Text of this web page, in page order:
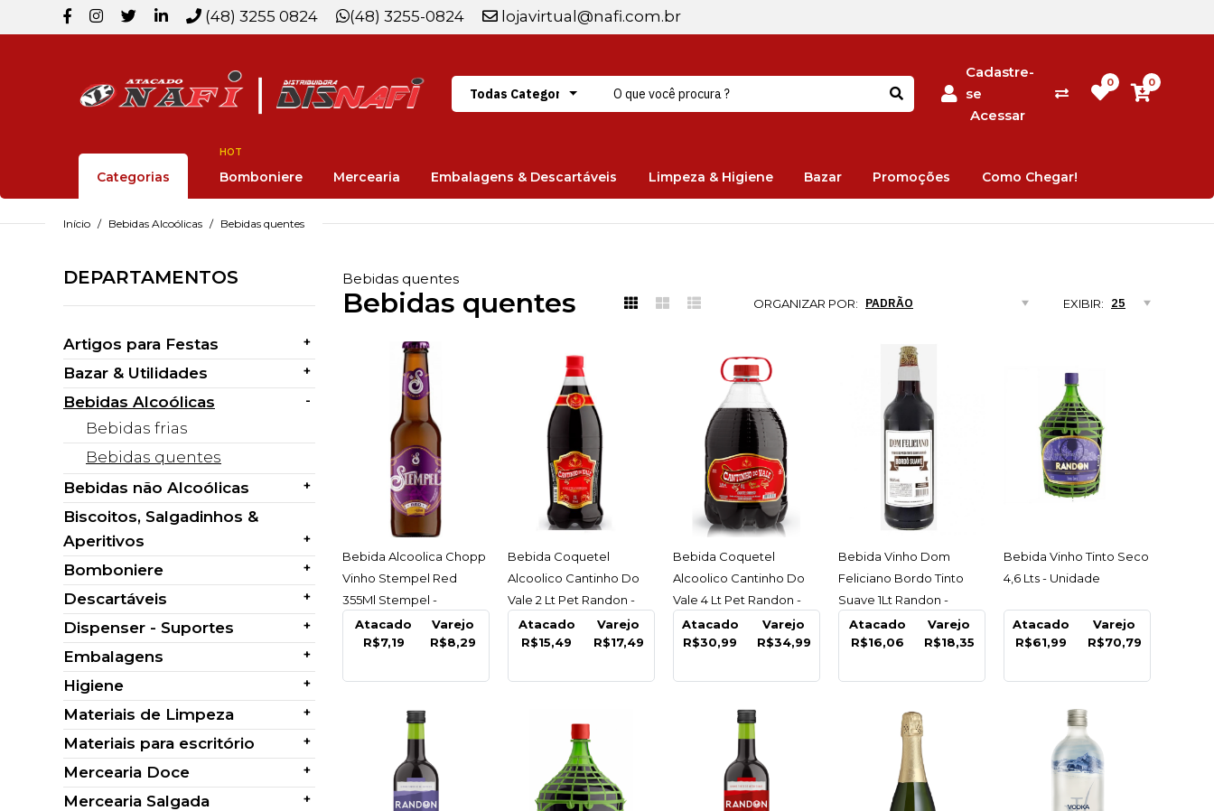
(48) 3255 0824 (48) 3255-0824 lojavirtual@nafi.com.br
Cadastre-
se
Acessar
0 0
Categorias Bomboniere
HOT
Mercearia Embalagens & Descartáveis Limpeza & Higiene Bazar Promoções Como Chegar!
Início Bebidas Alcoólicas Bebidas quentes
DEPARTAMENTOS
Artigos para Festas +
Bazar & Utilidades +
Bebidas Alcoólicas -
Bebidas frias
Bebidas quentes
Bebidas não Alcoólicas
+
Biscoitos, Salgadinhos &
Aperitivos
+
Bomboniere +
Descartáveis +
Dispenser - Suportes +
Embalagens +
Higiene +
Materiais de Limpeza +
Materiais para escritório +
Mercearia Doce +
Mercearia Salgada +
Bebidas quentes
Bebidas quentes ORGANIZAR POR: EXIBIR:
STEMPEL
Bebida Alcoolica Chopp
Vinho Stempel Red 355Ml
Stempel - Unidade
R$8,29
COMPRAR
ACESSAR
Bebida Alcoolica Chopp
Vinho Stempel Red
355Ml Stempel -
Unidade
Atacado
R$7,19
Varejo
R$8,29
ACESSAR
Bebida Coquetel
Alcoolico Cantinho Do
Vale 2 Lt Pet Randon -
Unidade
Atacado
R$15,49
Varejo
R$17,49
ACESSAR
Bebida Coquetel
Alcoolico Cantinho Do
Vale 4 Lt Pet Randon -
Unidade
Atacado
R$30,99
Varejo
R$34,99
ACESSAR
Bebida Vinho Dom
Feliciano Bordo Tinto
Suave 1Lt Randon -
Unidade
Atacado
R$16,06
Varejo
R$18,35
ACESSAR
Bebida Vinho Tinto Seco
4,6 Lts - Unidade
Atacado
R$61,99
Varejo
R$70,79